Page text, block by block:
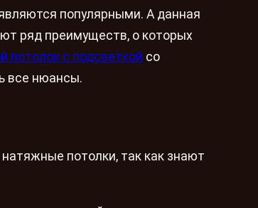
популярными. А данная
ряд преимуществ, о которых
потолок с подсветкой со
все нюансы.
потолки, так как знают